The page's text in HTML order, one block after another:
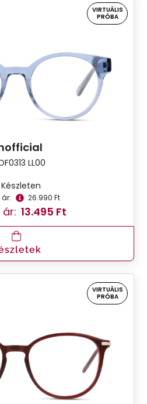
VIRTUÁLIS
PRÓBA
LL00
Készleten
26.990 Ft
13.495 Ft
VIRTUÁLIS
PRÓBA